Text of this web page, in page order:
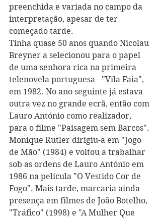
preenchida e variada no campo da
interpretação, apesar de ter
começado tarde.
Tinha quase 50 anos quando Nicolau
Breyner a selecionou para o papel
de uma senhora rica na primeira
telenovela portuguesa - "Vila Faia",
em 1982. No ano seguinte já estava
outra vez no grande ecrã, então com
Lauro António como realizador,
para o filme "Paisagem sem Barcos".
Monique Rutler dirigiu-a em "Jogo
de Mão" (1984) e voltou a trabalhar
sob as ordens de Lauro António em
1986 na película "O Vestido Cor de
Fogo". Mais tarde, marcaria ainda
presença em filmes de João Botelho,
"Tráfico" (1998) e "A Mulher Que